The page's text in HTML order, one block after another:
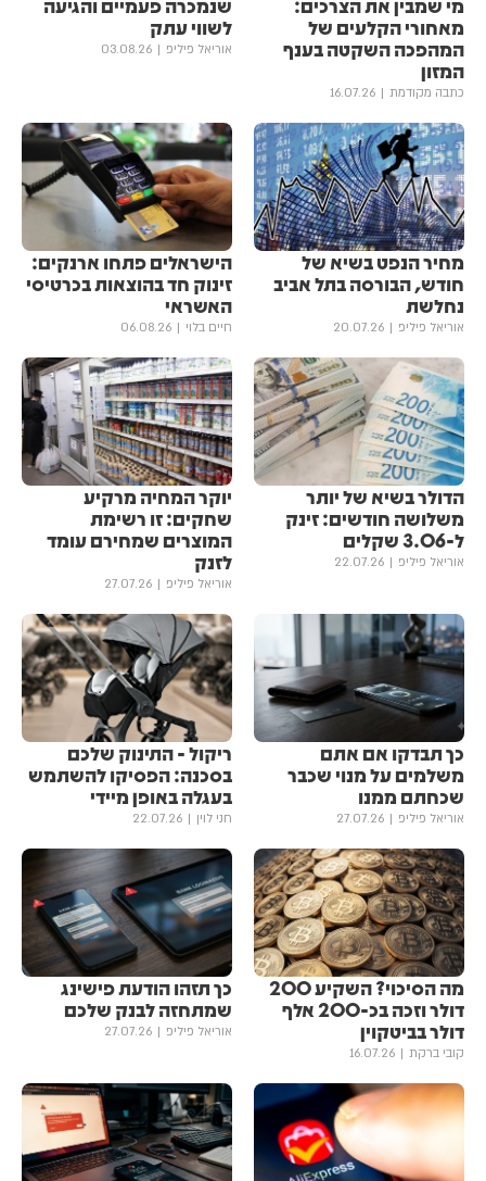
מי שמבין את הצרכים:
מאחורי הקלעים של
המהפכה השקטה בענף
המזון
כתבה מקודמת 16.07.26
שנמכרה פעמיים והגיעה
לשווי עתק
אוריאל פיליפ 03.08.26
מחיר הנפט בשיא של
חודש, הבורסה בתל אביב
נחלשת
אוריאל פיליפ 20.07.26
הישראלים פתחו ארנקים:
זינוק חד בהוצאות בכרטיסי
האשראי
חיים בלוי 06.08.26
הדולר בשיא של יותר
משלושה חודשים: זינק
ל-3.06 שקלים
אוריאל פיליפ 22.07.26
יוקר המחיה מרקיע
שחקים: זו רשימת
המוצרים שמחירם עומד
לזנק
אוריאל פיליפ 27.07.26
כך תבדקו אם אתם
משלמים על מנוי שכבר
שכחתם ממנו
אוריאל פיליפ 27.07.26
ריקול - התינוק שלכם
בסכנה: הפסיקו להשתמש
בעגלה באופן מיידי
חני לוין 22.07.26
מה הסיכוי? השקיע 200
דולר וזכה בכ-200 אלף
דולר בביטקוין
קובי ברקת 16.07.26
כך תזהו הודעת פישינג
שמתחזה לבנק שלכם
אוריאל פיליפ 27.07.26